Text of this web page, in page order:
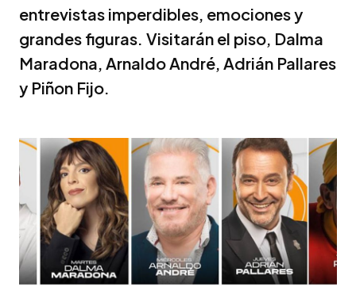
entrevistas imperdibles, emociones y
grandes figuras. Visitarán el piso, Dalma
Maradona, Arnaldo André, Adrián Pallares
y Piñon Fijo.